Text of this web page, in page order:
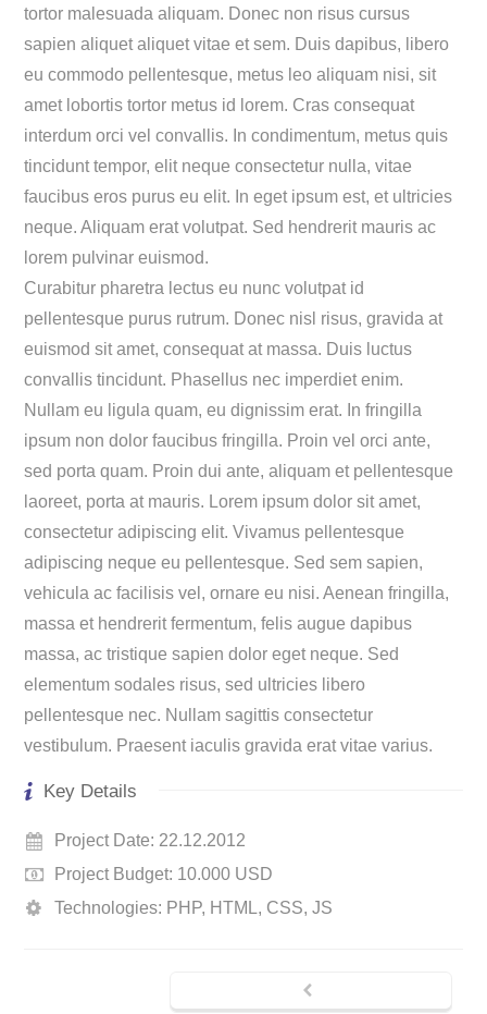
tortor malesuada aliquam. Donec non risus cursus
sapien aliquet aliquet vitae et sem. Duis dapibus, libero
eu commodo pellentesque, metus leo aliquam nisi, sit
amet lobortis tortor metus id lorem. Cras consequat
interdum orci vel convallis. In condimentum, metus quis
tincidunt tempor, elit neque consectetur nulla, vitae
faucibus eros purus eu elit. In eget ipsum est, et ultricies
neque. Aliquam erat volutpat. Sed hendrerit mauris ac
lorem pulvinar euismod.
Curabitur pharetra lectus eu nunc volutpat id
pellentesque purus rutrum. Donec nisl risus, gravida at
euismod sit amet, consequat at massa. Duis luctus
convallis tincidunt. Phasellus nec imperdiet enim.
Nullam eu ligula quam, eu dignissim erat. In fringilla
ipsum non dolor faucibus fringilla. Proin vel orci ante,
sed porta quam. Proin dui ante, aliquam et pellentesque
laoreet, porta at mauris. Lorem ipsum dolor sit amet,
consectetur adipiscing elit. Vivamus pellentesque
adipiscing neque eu pellentesque. Sed sem sapien,
vehicula ac facilisis vel, ornare eu nisi. Aenean fringilla,
massa et hendrerit fermentum, felis augue dapibus
massa, ac tristique sapien dolor eget neque. Sed
elementum sodales risus, sed ultricies libero
pellentesque nec. Nullam sagittis consectetur
vestibulum. Praesent iaculis gravida erat vitae varius.
Key Details
Project Date: 22.12.2012
Project Budget: 10.000 USD
Technologies: PHP, HTML, CSS, JS